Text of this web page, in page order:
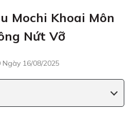
Mochi Khoai Môn
Nứt Vỡ
Ngày 16/08/2025